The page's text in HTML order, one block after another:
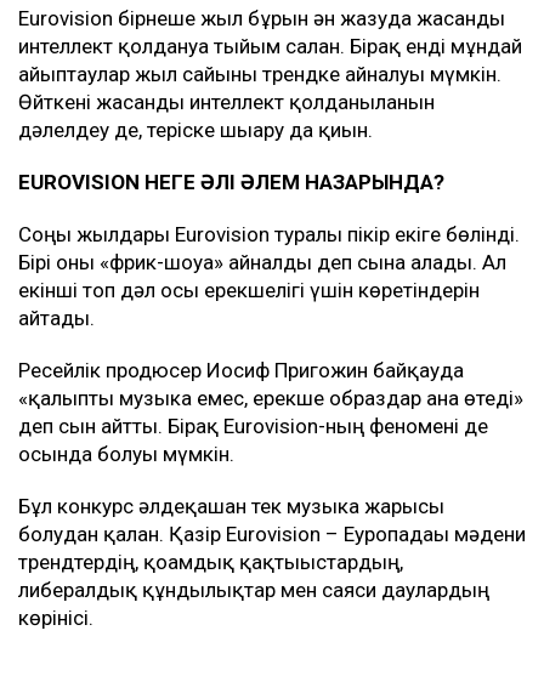
Eurovision бірнеше жыл бұрын ән жазуда жасанды
интеллект қолдануға тыйым салған. Бірақ енді мұндай
айыптаулар жыл сайынғы трендке айналуы мүмкін.
Өйткені жасанды интеллект қолданылғанын
дәлелдеу де, теріске шығару да қиын.
EUROVISION НЕГЕ ӘЛІ ӘЛЕМ НАЗАРЫНДА?
Соңғы жылдары Eurovision туралы пікір екіге бөлінді.
Бірі оны «фрик-шоуға» айналды деп сынға алады. Ал
екінші топ дәл осы ерекшелігі үшін көретіндерін
айтады.
Ресейлік продюсер Иосиф Пригожин байқауда
«қалыпты музыка емес, ерекше образдар ғана өтеді»
деп сын айтты. Бірақ Eurovision-ның феномені де
осында болуы мүмкін.
Бұл конкурс әлдеқашан тек музыка жарысы
болудан қалған. Қазір Eurovision – Еуропадағы мәдени
трендтердің, қоғамдық қақтығыстардың,
либералдық құндылықтар мен саяси даулардың
көрінісі.